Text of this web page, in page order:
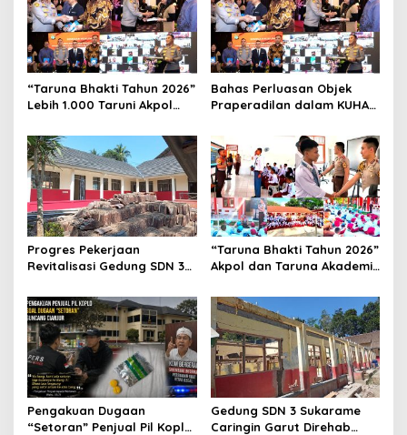
“Taruna Bhakti Tahun 2026”
Lebih 1.000 Taruni Akpol
Karakter Siswa Sekolah
Rakyat
Bahas Perluasan Objek
Praperadilan dalam KUHAP
Jaya Buka Seminar Hukum
Progres Pekerjaan
Revitalisasi Gedung SDN 3
Mencapai 50 Persen
“Taruna Bhakti Tahun 2026”
Akpol dan Taruna Akademi
Sekolah Rakyat
Pengakuan Dugaan
“Setoran” Penjual Pil Koplo
Gedung SDN 3 Sukarame
Caringin Garut Direhab